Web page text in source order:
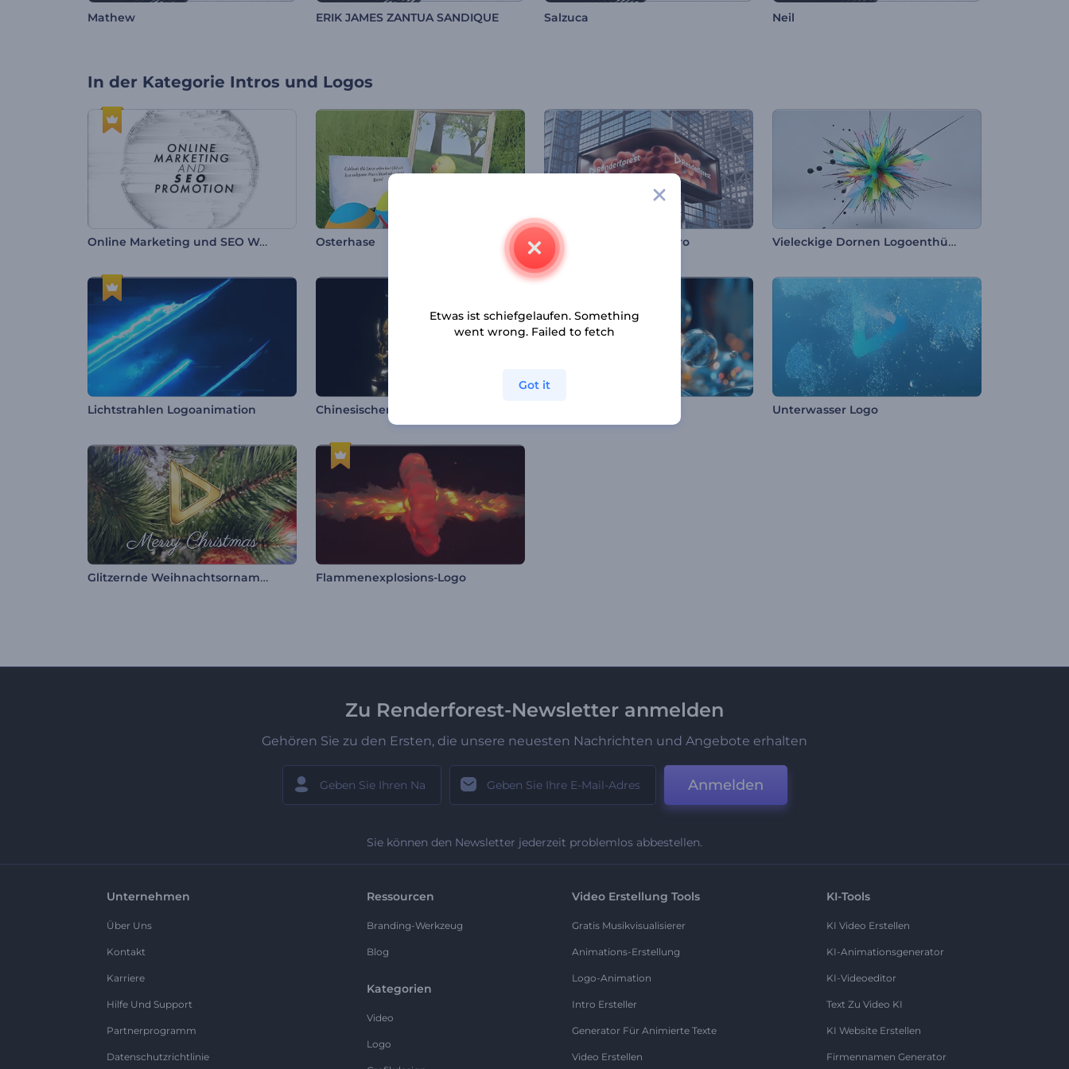
Mathew ERIK JAMES ZANTUA SANDIQUE Salzuca Neil
In der Kategorie Intros und Logos
Online Marketing und SEO Werbung Osterhase Digitale Werbetafel Intro Vieleckige Dornen Logoenthüllung
Lichtstrahlen Logoanimation Chinesischer Drache Opener Unterwasser Logo
Glitzernde Weihnachtsornamente Intro Flammenexplosions-Logo
Zu Renderforest-Newsletter anmelden
Gehören Sie zu den Ersten, die unsere neuesten Nachrichten und Angebote erhalten
Anmelden
Sie können den Newsletter jederzeit problemlos abbestellen.
Unternehmen
Über Uns
Kontakt
Karriere
Hilfe Und Support
Partnerprogramm
Datenschutzrichtlinie
Ressourcen
Branding-Werkzeug
Blog
Kategorien
Video
Logo
Video Erstellung Tools
Gratis Musikvisualisierer
Animations-Erstellung
Logo-Animation
Intro Ersteller
Generator Für Animierte Texte
Video Erstellen
KI-Tools
KI Video Erstellen
KI-Animationsgenerator
KI-Videoeditor
Text Zu Video KI
KI Website Erstellen
Firmennamen Generator
Etwas ist schiefgelaufen. Something
went wrong. Failed to fetch
Got it